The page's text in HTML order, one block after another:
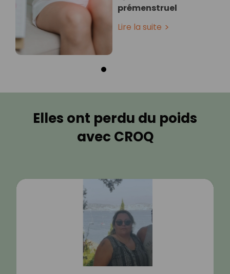
prémenstruel
Lire la suite
Elles ont perdu du poids
avec CROQ